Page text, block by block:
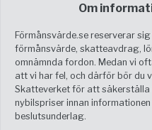
Om
Förmånsvärde.se reserverar
förmånsvärde, skatteavdrag,
omnämnda fordon. Medan vi
att vi har fel, och därför bör du
Skatteverket för att
nybilspriser innan
beslutsunderlag.